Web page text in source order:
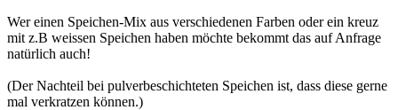
Wer einen Speichen-Mix aus verschiedenen Farben oder ein kreuz
mit z.B weissen Speichen haben möchte bekommt das auf Anfrage
natürlich auch!
(Der Nachteil bei pulverbeschichteten Speichen ist, dass diese gerne
mal verkratzen können.)